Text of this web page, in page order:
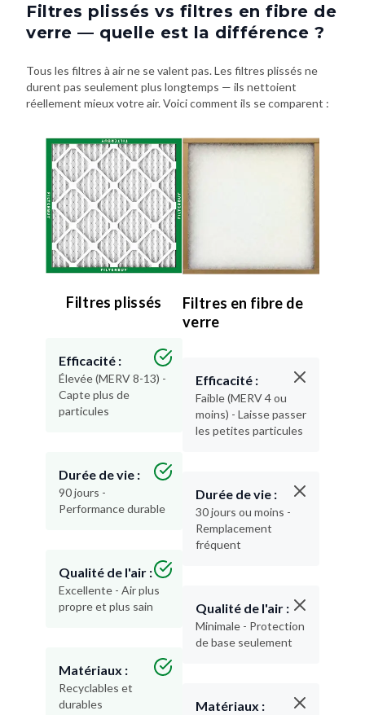
Filtres plissés vs filtres en fibre de
verre — quelle est la différence ?
Tous les filtres à air ne se valent pas. Les filtres plissés ne
durent pas seulement plus longtemps — ils nettoient
réellement mieux votre air. Voici comment ils se comparent :
Filtres plissés
Efficacité :
Élevée (MERV 8-13) -
Capte plus de
particules
Durée de vie :
90 jours -
Performance durable
Qualité de l'air :
Excellente - Air plus
propre et plus sain
Matériaux :
Recyclables et
durables
Filtres en fibre de
verre
Efficacité :
Faible (MERV 4 ou
moins) - Laisse passer
les petites particules
Durée de vie :
30 jours ou moins -
Remplacement
fréquent
Qualité de l'air :
Minimale - Protection
de base seulement
Matériaux :